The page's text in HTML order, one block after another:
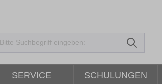
SERVICE SCHULUNGEN